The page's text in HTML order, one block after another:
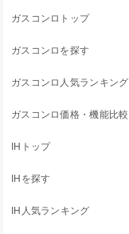
ガスコンロトップ
ガスコンロを探す
ガスコンロ人気ランキング
ガスコンロ価格・機能比較
IHトップ
IHを探す
IH人気ランキング